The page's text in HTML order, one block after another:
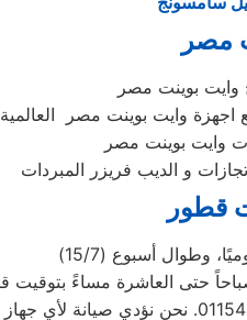
مصر
بوينت مصر
اجهزة وايت بوينت مصر العالمية
وايت بوينت مصر
قطور